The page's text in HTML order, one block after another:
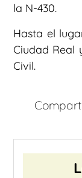
la N-430.
Hasta el
Ciudad Real
Civil.